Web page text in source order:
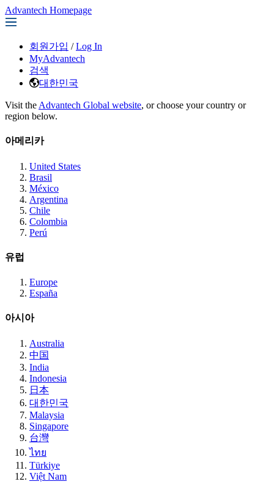
Advantech Homepage
회원가입 / Log In
MyAdvantech
검색
대한민국
Visit the Advantech Global website, or choose your country or
region below.
아메리카
United States
Brasil
México
Argentina
Chile
Colombia
Perú
유럽
Europe
España
아시아
Australia
中国
India
Indonesia
日本
대한민국
Malaysia
Singapore
台灣
ไทย
Türkiye
Việt Nam